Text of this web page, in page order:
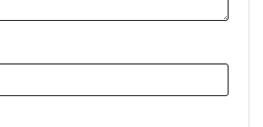
MMI 0007 807 19 46